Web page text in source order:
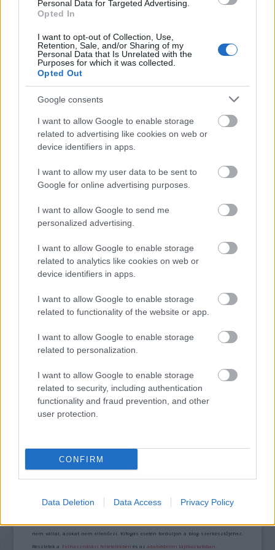
Personal Data for Targeted Advertising.
Opted In
I want to opt-out of Collection, Use,
Retention, Sale, and/or Sharing of my
Personal Data that Is Unrelated with the
Purposes for which it was collected.
Opted Out
Google consents
I want to allow Google to enable storage
related to advertising like cookies on web or
device identifiers in apps.
I want to allow my user data to be sent to
Google for online advertising purposes.
I want to allow Google to send me
personalized advertising.
I want to allow Google to enable storage
related to analytics like cookies on web or
device identifiers in apps.
I want to allow Google to enable storage
related to functionality of the website or app.
I want to allow Google to enable storage
related to personalization.
I want to allow Google to enable storage
related to security, including authentication
functionality and fraud prevention, and other
user protection.
CONFIRM
Data Deletion Data Access Privacy Policy
maga a film is a választási kampány része.
Média Botrány
AZ EMBERSÉG ÜNNEPE
26. ALKALOMMAL VÁR MINDENKIT A DOMBOS
FEST
FONÓS LEMEZ LETT AZ ÉV JAZZ ALBUMA
A bejegyzés trackback címe:
https://kulturpart.hu/api/trackback/id/7868222
A hozzászólások avonatkozó jogszabályokértelmében felhasználói tartalomnak
nem vállal, azokat nem ellenőrzi. Kifogás esetén forduljon a blog szerkesztőjéhez.
Részletek a Felhasználási feltételekben és azadatvédelmi tájékoztatóban